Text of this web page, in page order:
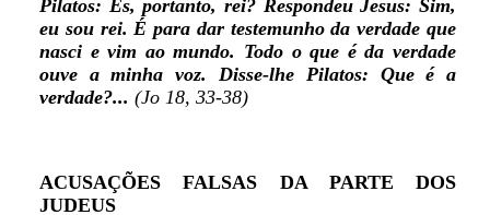
Pilatos: És, portanto, rei? Respondeu Jesus: Sim,
eu sou rei. É para dar testemunho da verdade que
nasci e vim ao mundo. Todo o que é da verdade
ouve a minha voz. Disse-lhe Pilatos: Que é a
verdade?... (Jo 18, 33-38)
ACUSAÇÕES FALSAS DA PARTE DOS
JUDEUS